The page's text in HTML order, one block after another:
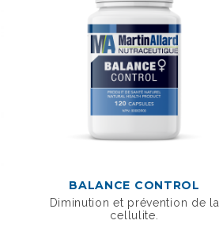
BALANCE CONTROL
Diminution et prévention de la
cellulite.